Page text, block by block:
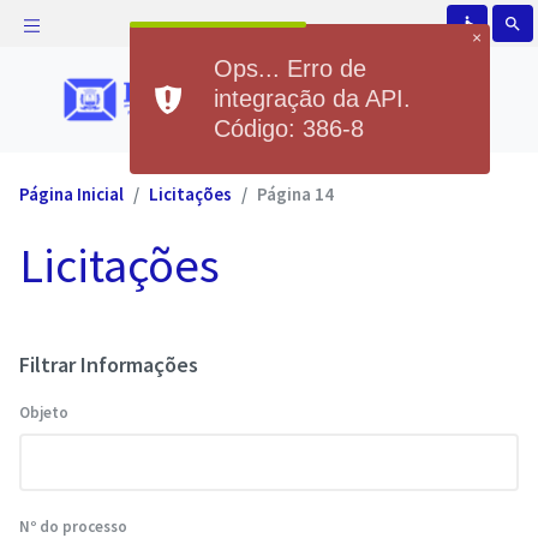
accessible search
Página Inicial Licitações Página 14
Licitações
Filtrar Informações
Objeto
Nº do processo
×
Ops... Erro de
integração da API.
Código: 386-8